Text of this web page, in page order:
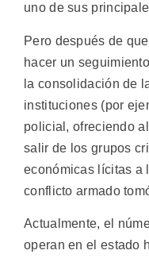
uno de sus
Pero después de
hacer un
la consolidación de
instituciones (por
policial, ofreciendo
salir de los grupos
económicas lícitas a
conflicto armado
Actualmente, el
operan en el estado